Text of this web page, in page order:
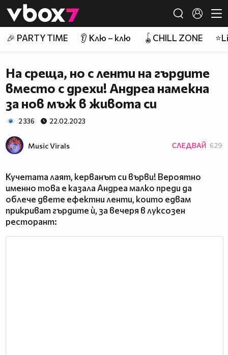
👾
🎉 PARTY TIME 👂 Клю – клю 🪀CHILL ZONE
На среща, но с ленти на гърдите
вместо с дрехи! Андреа намекна
за нов мъж в живота си
2 336 22.02.2023
Music Virals СЛЕДВАЙ 629
Кучетата лаят, керванът си върви! Вероятно
именно това е казала Андреа малко преди да
облече двете ефектни ленти, които едвам
прикриват гърдите ѝ, за вечеря в луксозен
ресторант: